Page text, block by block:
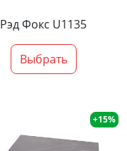
Рэд Фокс U1135
Выбрать
+15%